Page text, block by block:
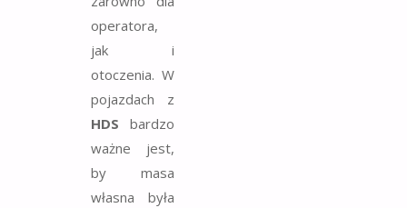
operatora,
jak i
otoczenia. W
pojazdach z
HDS bardzo
ważne jest,
by masa
własna była